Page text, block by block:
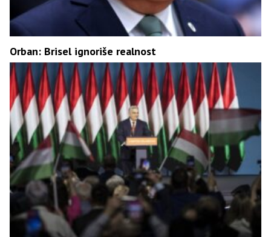
Orban: Brisel ignoriše realnost